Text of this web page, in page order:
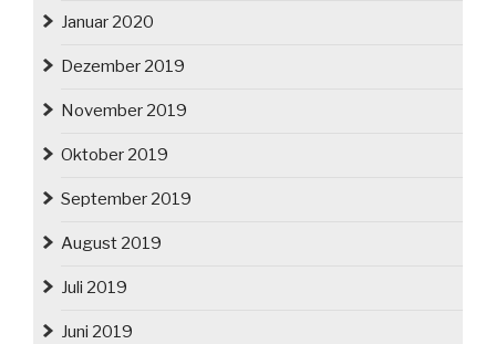
Januar 2020
Dezember 2019
November 2019
Oktober 2019
September 2019
August 2019
Juli 2019
Juni 2019